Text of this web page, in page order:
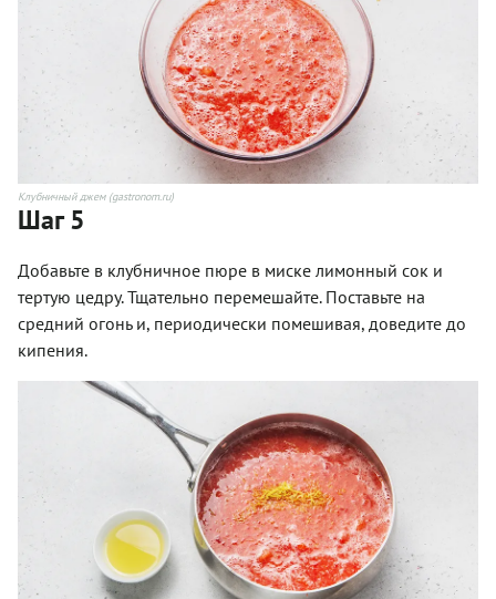
Клубничный джем (gastronom.ru)
Шаг 5
Добавьте в клубничное пюре в миске лимонный сок и
тертую цедру. Тщательно перемешайте. Поставьте на
средний огонь и, периодически помешивая, доведите до
кипения.